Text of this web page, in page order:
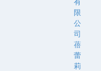
限
公
司
蓓
蕾
莉